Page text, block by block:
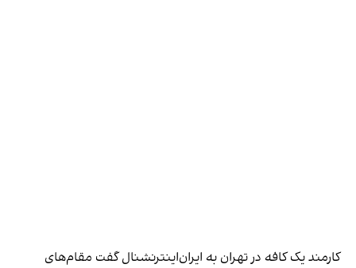
کارمند یک کافه در تهران به ایران‌اینترنشنال گفت مقام‌های